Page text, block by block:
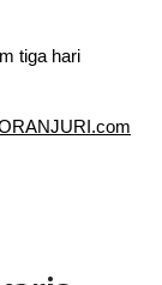
tiga hari